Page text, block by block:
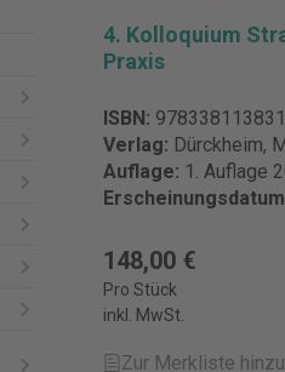
4. Kolloquium
Praxis
ISBN:
Verlag: Dürckheim,
Auflage: 1. Auflage
148,00 €
Pro Stück
inkl. MwSt.
Zur Merkliste